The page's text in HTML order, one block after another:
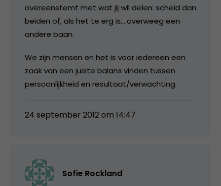
overeenstemt met wat jij wil delen: scheid dan
beiden of, als het te erg is,…overweeg een
andere baan.
We zijn mensen en het is voor iedereen een
zaak van een juiste balans vinden tussen
persoonlijkheid en resultaat/verwachting.
24 september 2012 om 14:47
Sofie Rockland